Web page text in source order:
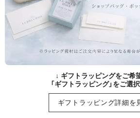
↓ ギフトラッピングをご希
「ギフトラッピング」をご選
ギフトラッピング詳細を